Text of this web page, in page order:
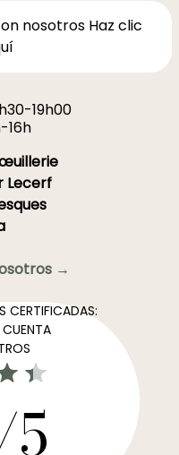
nosotros Haz clic
19h00
16h
Lecerf
→
CERTIFICADAS:
CUENTA